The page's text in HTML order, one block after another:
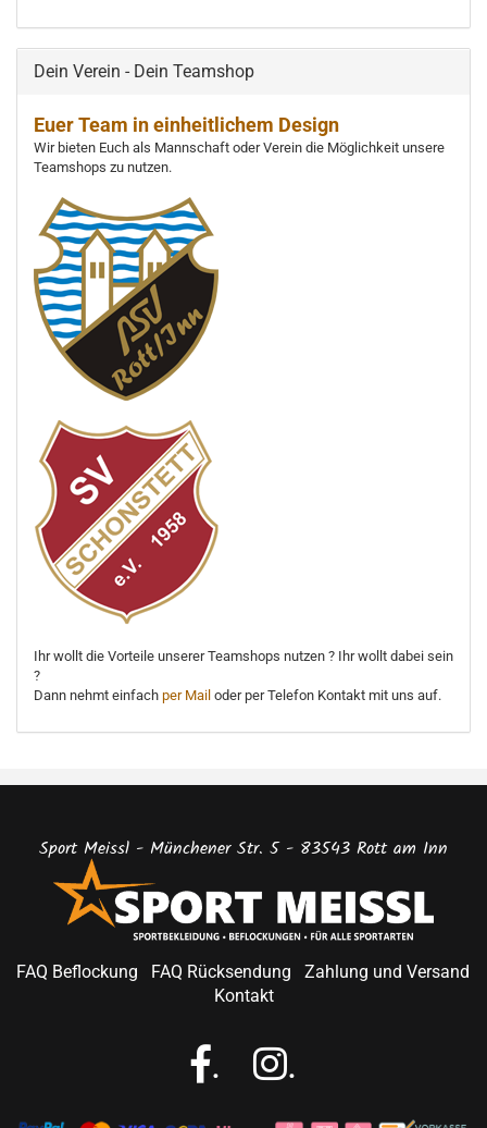
Dein Verein - Dein Teamshop
Euer Team in einheitlichem Design
Wir bieten Euch als Mannschaft oder Verein die Möglichkeit unsere
Teamshops zu nutzen.
Ihr wollt die Vorteile unserer Teamshops nutzen ? Ihr wollt dabei sein
?
Dann nehmt einfach per Mail oder per Telefon Kontakt mit uns auf.
Sport Meissl - Münchener Str. 5 - 83543 Rott am Inn
FAQ Beflockung FAQ Rücksendung
Zahlung und Versand
Kontakt
. .